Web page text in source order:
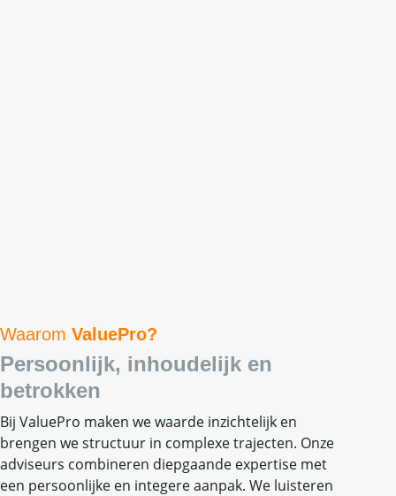
Waarom ValuePro?
Persoonlijk, inhoudelijk en
betrokken
Bij ValuePro maken we waarde inzichtelijk en
brengen we structuur in complexe trajecten. Onze
adviseurs combineren diepgaande expertise met
een persoonlijke en integere aanpak. We luisteren